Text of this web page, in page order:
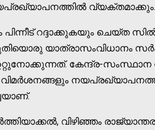
വ്യക്തമാക്കും.
റദ്ദാക്കുകയും ചെയ്ത
യാത്രാസംവിധാനം
കേന്ദ്ര-സംസ്ഥാന
വിഴിഞ്ഞം